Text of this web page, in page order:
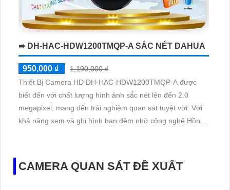
➠ DH-HAC-HDW1200TMQP-A SẮC NÉT DAHUA
950,000 ₫
1,190,000 ₫
Thiết Bị Camera HD DH-HAC-HDW1200TMQP-A được
biết đến với chất lượng hình ảnh sắc nét lên đến 2.0
megapixel, mang đến trải nghiệm quan sát tuyệt vời. Với
khả năng xem và ghi hình ban đêm nhờ công nghệ Hồng
giám sát hoàn hảo cho công trình ban đêm
CAMERA QUAN SÁT ĐỀ XUẤT